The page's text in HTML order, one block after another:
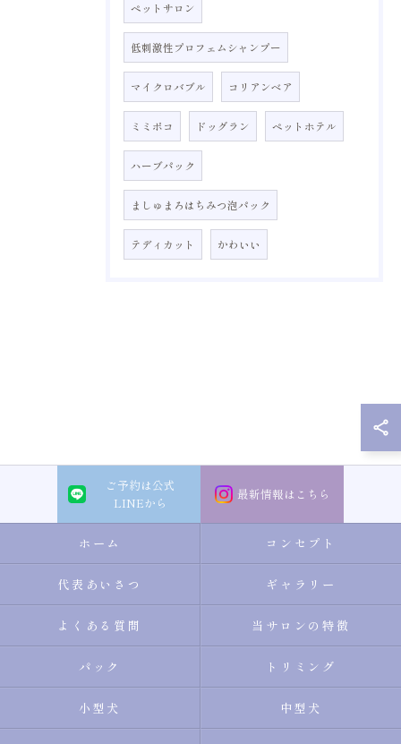
ペットサロン
低刺激性プロフェムシャンプー
マイクロバブル コリアンベア
ミミポコ ドッグラン ペットホテル
ハーブパック
ましゅまろはちみつ泡パック
テディカット かわいい
ご予約は公式
LINEから
最新情報はこちら
ホーム コンセプト
代表あいさつ ギャラリー
よくある質問 当サロンの特徴
パック トリミング
小型犬 中型犬